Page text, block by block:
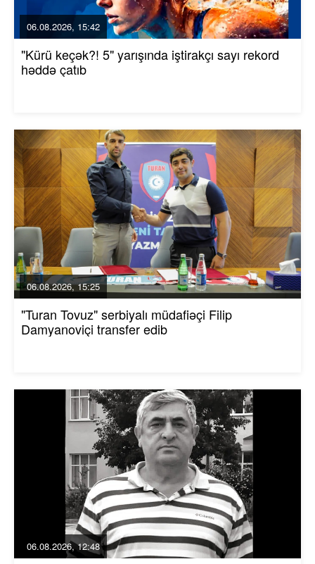
06.08.2026, 15:42
"Kürü keçək?! 5" yarışında iştirakçı sayı rekord
həddə çatıb
06.08.2026, 15:25
"Turan Tovuz" serbiyalı müdafiəçi Filip
Damyanoviçi transfer edib
06.08.2026, 12:48